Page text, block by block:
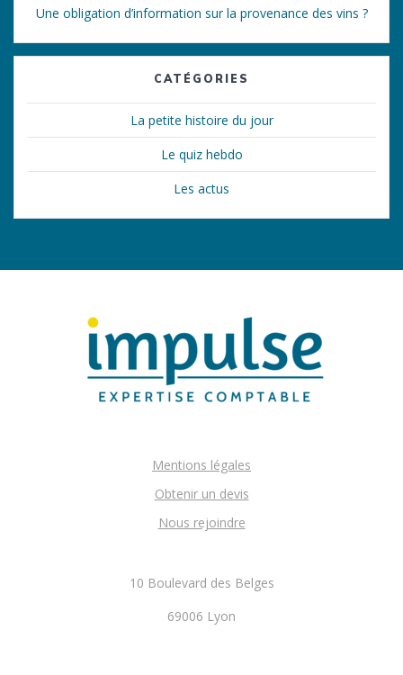
Une obligation d’information sur la provenance des vins ?
CATÉGORIES
La petite histoire du jour
Le quiz hebdo
Les actus
Mentions légales
Obtenir un devis
Nous rejoindre
10 Boulevard des Belges
69006 Lyon